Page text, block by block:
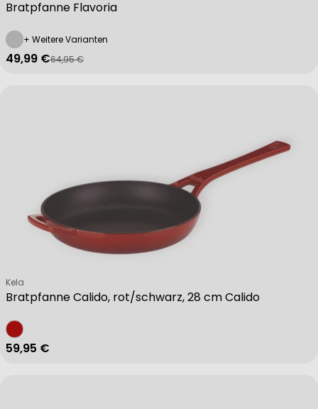
Bratpfanne Flavoria
+ Weitere Varianten
Verkaufspreis
49,99 €
Regulärer Preis
64,95 €
Bratpfanne Calido, rot/schwarz, 28 cm Calido
Verkäufer:
Kela
Regulärer Preis
59,95 €